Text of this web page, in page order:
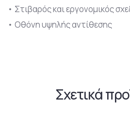
• Στιβαρός και εργονομικός
• Οθόνη υψηλής αντίθεσης
Σχετικά